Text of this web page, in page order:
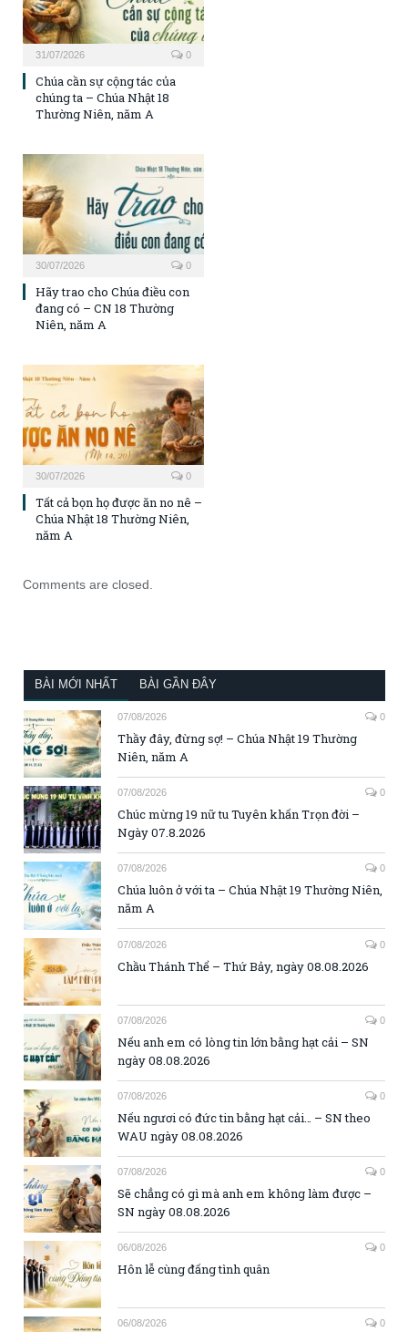
31/07/2026 0
Chúa cần sự cộng tác của
chúng ta – Chúa Nhật 18
Thường Niên, năm A
30/07/2026 0
Hãy trao cho Chúa điều con
đang có – CN 18 Thường
Niên, năm A
30/07/2026 0
Tất cả bọn họ được ăn no nê –
Chúa Nhật 18 Thường Niên,
năm A
Comments are closed.
BÀI MỚI NHẤT BÀI GẦN ĐÂY
07/08/2026 0
Thầy đây, đừng sợ! – Chúa Nhật 19 Thường
Niên, năm A
07/08/2026 0
Chúc mừng 19 nữ tu Tuyên khấn Trọn đời –
Ngày 07.8.2026
07/08/2026 0
Chúa luôn ở với ta – Chúa Nhật 19 Thường Niên,
năm A
07/08/2026 0
Chầu Thánh Thể – Thứ Bảy, ngày 08.08.2026
07/08/2026 0
Nếu anh em có lòng tin lớn bằng hạt cải – SN
ngày 08.08.2026
07/08/2026 0
Nếu ngươi có đức tin bằng hạt cải… – SN theo
WAU ngày 08.08.2026
07/08/2026 0
Sẽ chẳng có gì mà anh em không làm được –
SN ngày 08.08.2026
06/08/2026 0
Hôn lễ cùng đấng tình quân
06/08/2026 0